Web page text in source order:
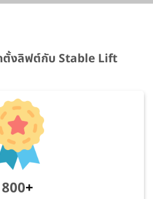
ตั้งลิฟต์กับ Stable Lift
800+